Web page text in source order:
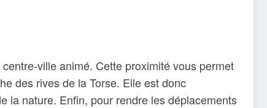
ville animé. Cette proximité vous permet
des rives de la Torse. Elle est donc
la nature. Enfin, pour rendre les déplacements